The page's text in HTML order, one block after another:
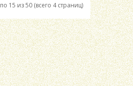
15 из 50 (всего 4 страниц)